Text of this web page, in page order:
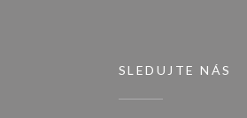
SLEDUJTE NÁS